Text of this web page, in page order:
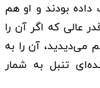
بودند و او هم
عالی که اگر آن را
می‌دیدید، آن را به
تنبل به شمار